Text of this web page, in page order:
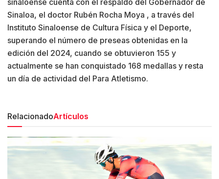
Sinaloa, el doctor Rubén Rocha Moya , a través del
Instituto Sinaloense de Cultura Física y el Deporte,
superando el número de preseas obtenidas en la
edición del 2024, cuando se obtuvieron 155 y
actualmente se han conquistado 168 medallas y resta
un día de actividad del Para Atletismo.
RelacionadoArtículos